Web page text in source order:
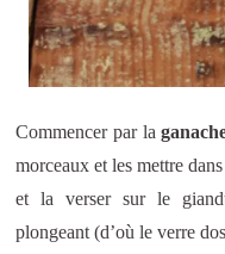
Commencer par la
morceaux et les mettre
et la verser sur le
plongeant (d’où le verre